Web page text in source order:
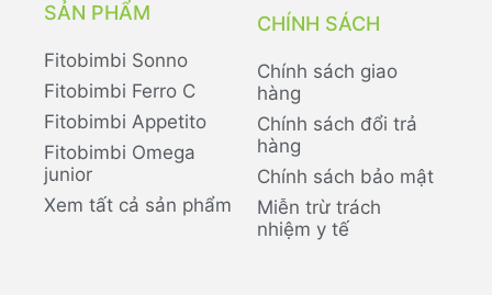
SẢN PHẨM
Fitobimbi Sonno
Fitobimbi Ferro C
Fitobimbi Appetito
Fitobimbi Omega
junior
Xem tất cả sản phẩm
CHÍNH SÁCH
Chính sách giao
hàng
Chính sách đổi trả
hàng
Chính sách bảo mật
Miễn trừ trách
nhiệm y tế